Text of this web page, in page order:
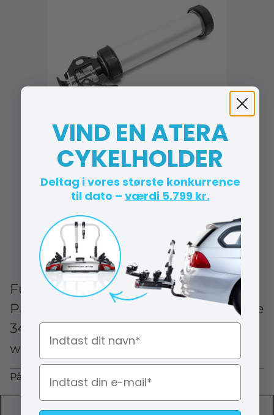
Fugepistol i Aluminiumrør -
Patronpistol Med Plast Tud - Længde
340 mm
W1 51294
På lager (lev. 1-2 hverdage)
VIND EN ATERA
CYKELHOLDER
Deltag i vores største konkurrence
til dato – værdi 5.799 kr.
Navn